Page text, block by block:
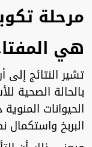
مرحلة
هي
تشير النتائج إلى
بالحالة الصحية
الحيوانات
البربخ واستكمال